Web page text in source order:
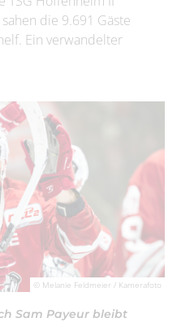
die 9.691 Gäste
Ein verwandelter
© Melanie Feldmeier / Kamerafoto
Sam Payeur bleibt